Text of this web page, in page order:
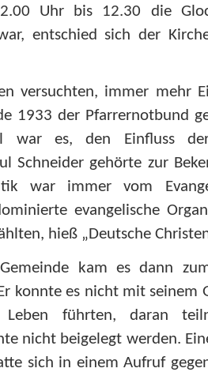
Uhr bis 12.30 die
entschied sich der
versuchten, immer mehr
1933 der Pfarrernotbund
war es, den Einfluss
Schneider gehörte zur
war immer vom
evangelische
hieß „Deutsche
kam es dann
konnte es nicht mit seinem
führten, daran
nicht beigelegt werden.
sich in einem Aufruf